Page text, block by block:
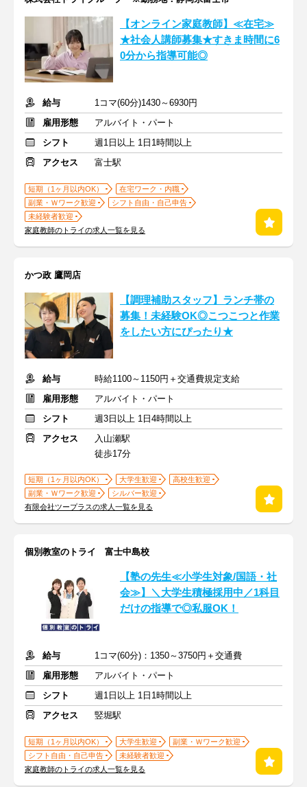
【オンライン家庭教師】≪在宅≫
★社会人講師募集★すきま時間に6
0分から指導可能◎
給与
1コマ(60分)1430～6930円
雇用形態
アルバイト・パート
シフト
週1日以上 1日1時間以上
アクセス
富士駅
短期（1ヶ月以内OK）
在宅ワーク・内職
副業・Ｗワーク歓迎
シフト自由・自己申告
未経験者歓迎
家庭教師のトライの求人一覧を見る
かつ政 鷹岡店
【調理補助スタッフ】ランチ帯の
募集！未経験OK◎こつこつと作業
をしたい方にぴったり★
給与
時給1100～1150円＋交通費規定支給
雇用形態
アルバイト・パート
シフト
週3日以上 1日4時間以上
アクセス
入山瀬駅
徒歩17分
短期（1ヶ月以内OK） 大学生歓迎
高校生歓迎
副業・Ｗワーク歓迎
シルバー歓迎
有限会社ツープラスの求人一覧を見る
個別教室のトライ 富士中島校
【塾の先生≪小学生対象/国語・社
会≫】＼大学生積極採用中／1科目
だけの指導で◎私服OK！
給与
1コマ(60分)：1350～3750円＋交通費
雇用形態
アルバイト・パート
シフト
週1日以上 1日1時間以上
アクセス
竪堀駅
短期（1ヶ月以内OK） 大学生歓迎
副業・Ｗワーク歓迎
シフト自由・自己申告
未経験者歓迎
家庭教師のトライの求人一覧を見る